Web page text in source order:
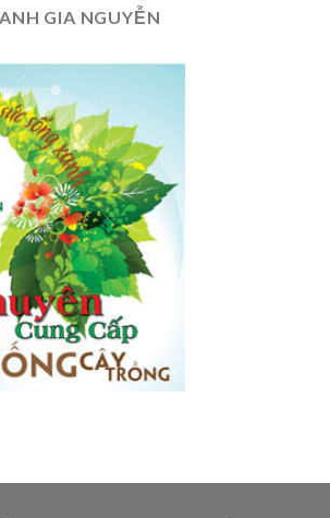
GIA NGUYỄN